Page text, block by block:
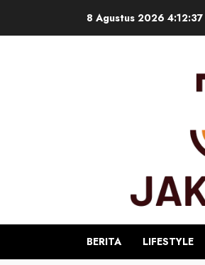
8 Agustus 2026 4:12:38
BERITA LIFESTYLE